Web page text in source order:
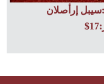
إرأصلان